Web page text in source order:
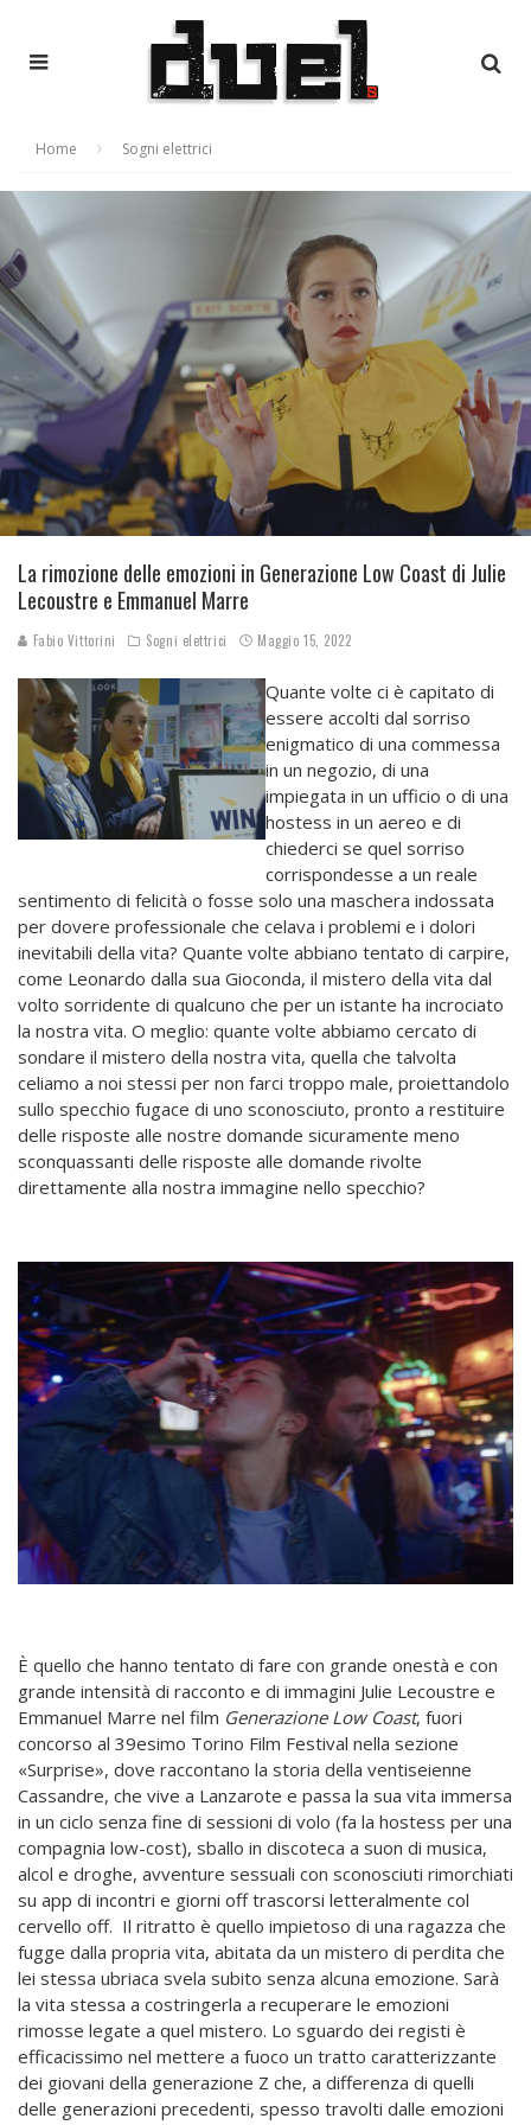
Home Sogni elettrici
La rimozione delle emozioni in Generazione Low Coast di Julie
Lecoustre e Emmanuel Marre
Fabio Vittorini Sogni elettrici Maggio 15, 2022
Quante volte ci è capitato di
essere accolti dal sorriso
enigmatico di una commessa
in un negozio, di una
impiegata in un ufficio o di una
hostess in un aereo e di
chiederci se quel sorriso
corrispondesse a un reale
sentimento di felicità o fosse solo una maschera indossata
per dovere professionale che celava i problemi e i dolori
inevitabili della vita? Quante volte abbiano tentato di carpire,
come Leonardo dalla sua Gioconda, il mistero della vita dal
volto sorridente di qualcuno che per un istante ha incrociato
la nostra vita. O meglio: quante volte abbiamo cercato di
sondare il mistero della nostra vita, quella che talvolta
celiamo a noi stessi per non farci troppo male, proiettandolo
sullo specchio fugace di uno sconosciuto, pronto a restituire
delle risposte alle nostre domande sicuramente meno
sconquassanti delle risposte alle domande rivolte
direttamente alla nostra immagine nello specchio?
È quello che hanno tentato di fare con grande onestà e con
grande intensità di racconto e di immagini Julie Lecoustre e
Emmanuel Marre nel film Generazione Low Coast, fuori
concorso al 39esimo Torino Film Festival nella sezione
«Surprise», dove raccontano la storia della ventiseienne
Cassandre, che vive a Lanzarote e passa la sua vita immersa
in un ciclo senza fine di sessioni di volo (fa la hostess per una
compagnia low-cost), sballo in discoteca a suon di musica,
alcol e droghe, avventure sessuali con sconosciuti rimorchiati
su app di incontri e giorni off trascorsi letteralmente col
cervello off. Il ritratto è quello impietoso di una ragazza che
fugge dalla propria vita, abitata da un mistero di perdita che
lei stessa ubriaca svela subito senza alcuna emozione. Sarà
la vita stessa a costringerla a recuperare le emozioni
rimosse legate a quel mistero. Lo sguardo dei registi è
efficacissimo nel mettere a fuoco un tratto caratterizzante
dei giovani della generazione Z che, a differenza di quelli
delle generazioni precedenti, spesso travolti dalle emozioni